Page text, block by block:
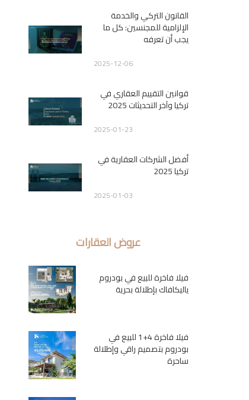
القانون التركي والخدمة
الإلزامية للمجنسين: كل ما
يجب أن تعرفه
2025-12-06
قوانين التقييم العقاري في
تركيا وآخر التحديثات 2025
2025-01-23
أفضل الشركات العقارية في
تركيا 2025
2025-01-03
عروض العقارات
فيلا فاخرة للبيع في بودروم
ياليكافاك بإطلالة بحرية
فيلا فاخرة 4+1 للبيع في
بودروم بتصميم راقي وإطلالة
ساحرة